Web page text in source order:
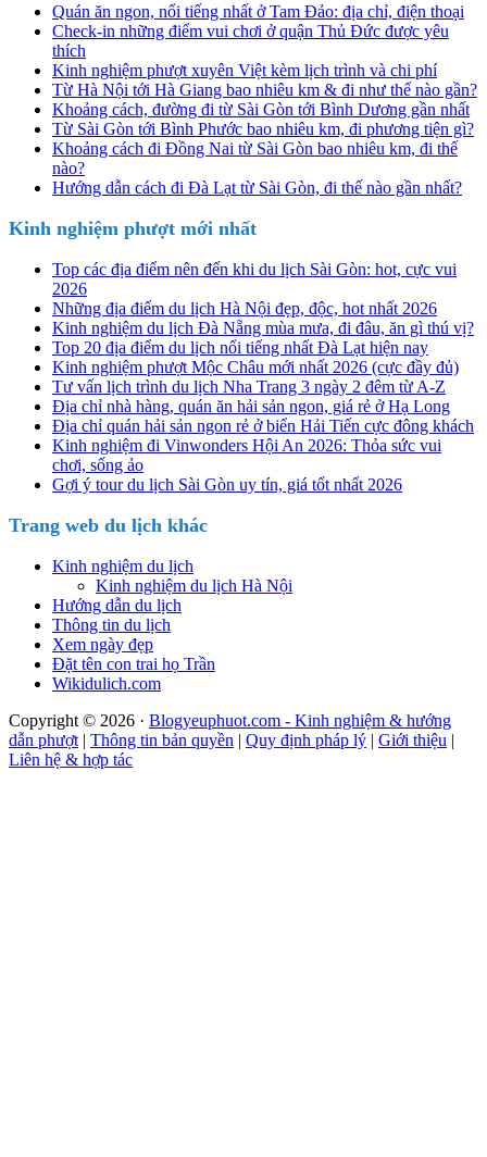
Quán ăn ngon, nổi tiếng nhất ở Tam Đảo: địa chỉ, điện thoại
Check-in những điểm vui chơi ở quận Thủ Đức được yêu
thích
Kinh nghiệm phượt xuyên Việt kèm lịch trình và chi phí
Từ Hà Nội tới Hà Giang bao nhiêu km & đi như thế nào gần?
Khoảng cách, đường đi từ Sài Gòn tới Bình Dương gần nhất
Từ Sài Gòn tới Bình Phước bao nhiêu km, đi phương tiện gì?
Khoảng cách đi Đồng Nai từ Sài Gòn bao nhiêu km, đi thế
nào?
Hướng dẫn cách đi Đà Lạt từ Sài Gòn, đi thế nào gần nhất?
Kinh nghiệm phượt mới nhất
Top các địa điểm nên đến khi du lịch Sài Gòn: hot, cực vui
2026
Những địa điểm du lịch Hà Nội đẹp, độc, hot nhất 2026
Kinh nghiệm du lịch Đà Nẵng mùa mưa, đi đâu, ăn gì thú vị?
Top 20 địa điểm du lịch nổi tiếng nhất Đà Lạt hiện nay
Kinh nghiệm phượt Mộc Châu mới nhất 2026 (cực đầy đủ)
Tư vấn lịch trình du lịch Nha Trang 3 ngày 2 đêm từ A-Z
Địa chỉ nhà hàng, quán ăn hải sản ngon, giá rẻ ở Hạ Long
Địa chỉ quán hải sản ngon rẻ ở biển Hải Tiến cực đông khách
Kinh nghiệm đi Vinwonders Hội An 2026: Thỏa sức vui
chơi, sống ảo
Gợi ý tour du lịch Sài Gòn uy tín, giá tốt nhất 2026
Trang web du lịch khác
Kinh nghiệm du lịch
Kinh nghiệm du lịch Hà Nội
Hướng dẫn du lịch
Thông tin du lịch
Xem ngày đẹp
Đặt tên con trai họ Trần
Wikidulich.com
Copyright © 2026 · Blogyeuphuot.com - Kinh nghiệm & hướng
dẫn phượt | Thông tin bản quyền | Quy định pháp lý | Giới thiệu |
Liên hệ & hợp tác